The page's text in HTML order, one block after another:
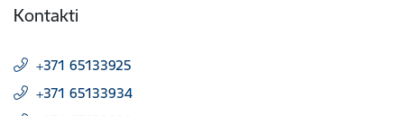
Kontakti
+371 65133925
+371 65133934